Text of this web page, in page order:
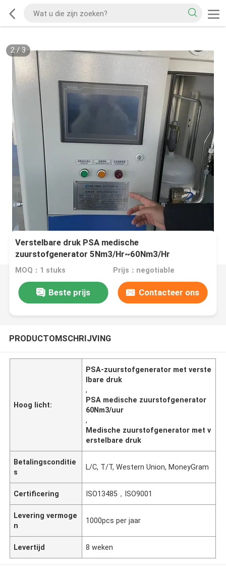
2/3
Verstelbare druk PSA medische
zuurstofgenerator 5Nm3/Hr~60Nm3/Hr
MOQ：1 stuks Prijs：negotiable
Beste prijs Contacteer ons
PRODUCTOMSCHRIJVING
Hoog licht:
PSA-zuurstofgenerator met verste
lbare druk
,
PSA medische zuurstofgenerator
60Nm3/uur
,
Medische zuurstofgenerator met v
erstelbare druk
Betalingsconditie
s
L/C, T/T, Western Union, MoneyGram
Certificering ISO13485，ISO9001
Levering vermoge
n
1000pcs per jaar
Levertijd 8 weken